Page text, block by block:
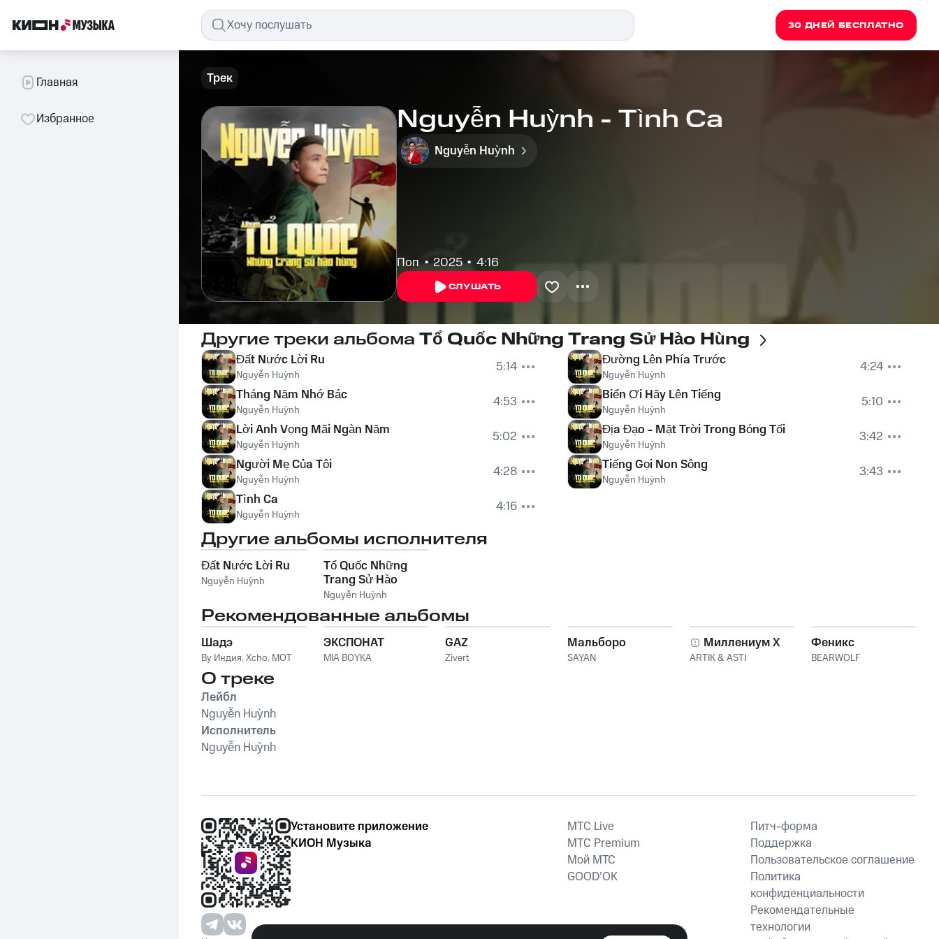
30 ДНЕЙ БЕСПЛАТНО
Главная
Избранное
Трек
Nguyễn Huỳnh - Tình Ca
Nguyễn Huỳnh
Поп 2025 4:16
СЛУШАТЬ
Другие треки альбома Tổ Quốc Những Trang Sử Hào Hùng
Đất Nước Lời Ru
Nguyễn Huỳnh
5:14
Tháng Năm Nhớ Bác
Nguyễn Huỳnh
4:53
Lời Anh Vọng Mãi Ngàn Năm
Nguyễn Huỳnh
5:02
Người Mẹ Của Tôi
Nguyễn Huỳnh
4:28
Tình Ca
Nguyễn Huỳnh 4:16
Đường Lên Phía Trước
Nguyễn Huỳnh
4:24
Biển Ơi Hãy Lên Tiếng
Nguyễn Huỳnh
5:10
Địa Đạo - Mặt Trời Trong Bóng Tối
Nguyễn Huỳnh
3:42
Tiếng Gọi Non Sông
Nguyễn Huỳnh 3:43
Другие альбомы исполнителя
Đất Nước Lời Ru
Nguyễn Huỳnh
Tổ Quốc Những
Trang Sử Hào
Hùng
Nguyễn Huỳnh
Рекомендованные альбомы
Шадэ
By Индия,Xcho, MOT
ЭКСПОНАТ
MIA BOYKA
GAZ
Zivert
Мальборо
SAYAN
Миллениум X
ARTIK & ASTI
Феникс
BEARWOLF
О треке
Лейбл
Nguyễn Huỳnh
Исполнитель
Nguyễn Huỳnh
Установите приложение
КИОН Музыка
MTС Live
MTС Premium
Мой МТС
GOOD’OK
Питч-форма
Поддержка
Пользовательское соглашение
Политика
конфиденциальности
Рекомендательные
технологии